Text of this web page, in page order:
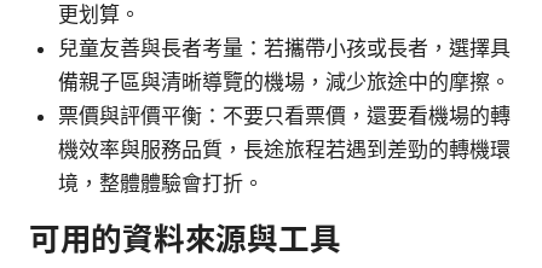
更划算。
兒童友善與長者考量：若攜帶小孩或長者，選擇具
備親子區與清晰導覽的機場，減少旅途中的摩擦。
票價與評價平衡：不要只看票價，還要看機場的轉
機效率與服務品質，長途旅程若遇到差勁的轉機環
境，整體體驗會打折。
可用的資料來源與工具